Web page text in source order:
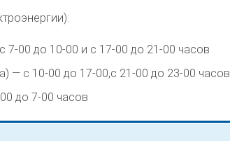
7-00 до 10-00 и с 17-00 до 21-00 часов
— с 10-00 до 17-00,с 21-00 до 23-00 часов
до 7-00 часов